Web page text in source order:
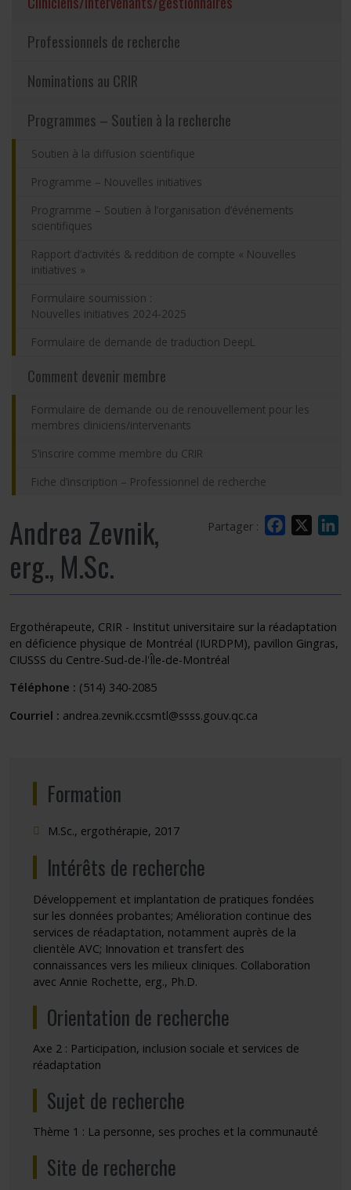
Éthique
Nous joindre
Plan du site
Accessibilité
Espace membre
Professionnels de recherche
Nominations au CRIR
Programmes – Soutien à la recherche
Soutien à la diffusion scientifique
Programme – Nouvelles initiatives
Programme – Soutien à l’organisation d’événements
scientifiques
Rapport d’activités & reddition de compte « Nouvelles
initiatives »
Formulaire soumission :
Nouvelles initiatives 2024-2025
Formulaire de demande de traduction DeepL
Comment devenir membre
Formulaire de demande ou de renouvellement pour les
membres cliniciens/intervenants
S’inscrire comme membre du CRIR
Fiche d’inscription – Professionnel de recherche
Partager : Facebook
Andrea Zevnik,
erg., M.Sc.
Ergothérapeute, CRIR - Institut universitaire sur la réadaptation
en déficience physique de Montréal (IURDPM), pavillon Gingras,
CIUSSS du Centre-Sud-de-l'Île-de-Montréal
Téléphone : (514) 340-2085
Courriel : andrea.zevnik.ccsmtl@ssss.gouv.qc.ca
Formation
M.Sc., ergothérapie, 2017
Intérêts de recherche
Développement et implantation de pratiques fondées
sur les données probantes; Amélioration continue des
services de réadaptation, notamment auprès de la
clientèle AVC; Innovation et transfert des
connaissances vers les milieux cliniques. Collaboration
avec Annie Rochette, erg., Ph.D.
Orientation de recherche
Axe 2 : Participation, inclusion sociale et services de
réadaptation
Sujet de recherche
Thème 1 : La personne, ses proches et la communauté
Site de recherche